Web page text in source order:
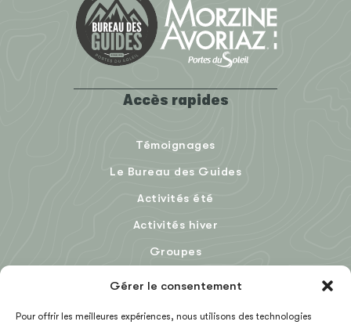
Gérer le consentement
Pour offrir les meilleures expériences, nous utilisons des technologies
Accès rapides
Témoignages
Le Bureau des Guides
Activités été
Activités hiver
Groupes